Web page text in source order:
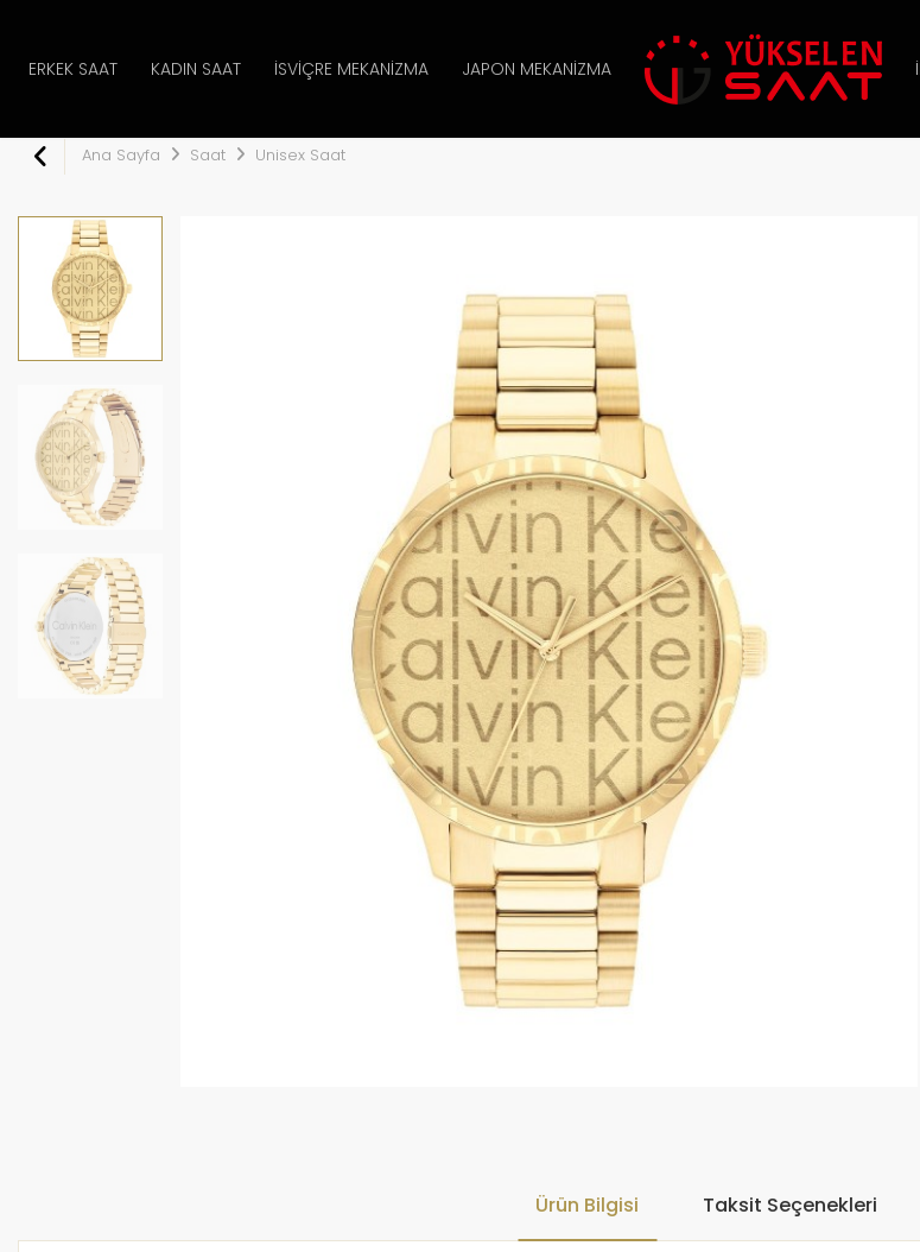
ERKEK SAAT KADIN SAAT İSVIÇRE MEKANIZMA JAPON MEKANIZMA
Ana Sayfa Saat Unisex Saat
Ürün Bilgisi Taksit Seçenekleri